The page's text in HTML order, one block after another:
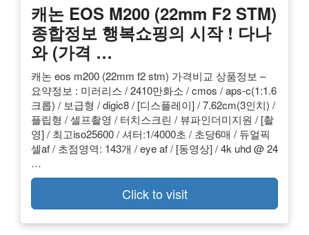
캐논 EOS M200 (22mm F2 STM)
종합정보 행복쇼핑의 시작 ! 다나
와 (가격 …
캐논 eos m200 (22mm f2 stm) 가격비교 상품정보 –
요약정보 : 미러리스 / 2410만화소 / cmos / aps-c(1:1.6
크롭) / 보급형 / digic8 / [디스플레이] / 7.62cm(3인치) /
플립형 / 셀프촬영 / 터치스크린 / 뷰파인더미지원 / [촬
영] / 최고iso25600 / 셔터:1/4000초 / 초당6매 / 듀얼픽
셀af / 초점영역: 143개 / eye af / [동영상] / 4k uhd @ 24
…
Click to visit